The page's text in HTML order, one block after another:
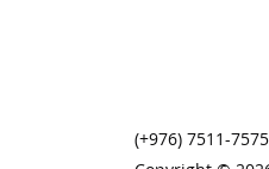
(+976) 7511-